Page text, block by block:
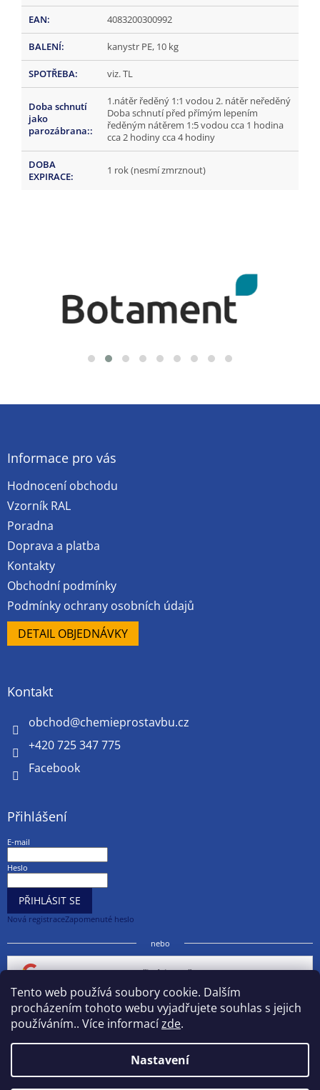
Tento web používá soubory cookie. Dalším
procházením tohoto webu vyjadřujete souhlas s jejich
používáním.. Více informacízde.
Nastavení
EAN: 4083200300992
BALENÍ: kanystr PE, 10 kg
SPOTŘEBA: viz. TL
Doba schnutí
jako
parozábrana::
1.nátěr ředěný 1:1 vodou 2. nátěr neředěný
Doba schnutí před přímým lepením
ředěným nátěrem 1:5 vodou cca 1 hodina
cca 2 hodiny cca 4 hodiny
DOBA
EXPIRACE: 1 rok (nesmí zmrznout)
Informace pro vás
Hodnocení obchodu
Vzorník RAL
Poradna
Doprava a platba
Kontakty
Obchodní podmínky
Podmínky ochrany osobních údajů
DETAIL OBJEDNÁVKY
Kontakt
obchod@chemieprostavbu.cz
+420 725 347 775
Facebook
Přihlášení
E-mail
Heslo
PŘIHLÁSIT SE
Nová registraceZapomenuté heslo
nebo
Přihlásit se přes Google
Přihlásit se přes Seznam
Vytvořil Shoptet